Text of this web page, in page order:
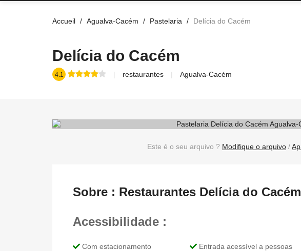
Accueil Agualva-Cacém Pastelaria Delícia do Cacém
Delícia do Cacém
4.1 restaurantes Agualva-Cacém
Este é o seu arquivo ? Modifique o arquivo /
Sobre : Restaurantes Delícia do
Acessibilidade :
Com estacionamento
Entrada acessível a pessoas